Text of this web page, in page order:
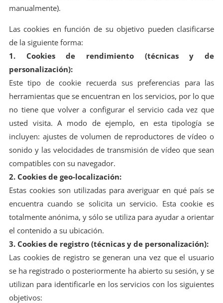
manualmente).
Las cookies en función de su objetivo pueden clasificarse
de la siguiente forma:
1. Cookies de rendimiento (técnicas y de
personalización):
Este tipo de cookie recuerda sus preferencias para las
herramientas que se encuentran en los servicios, por lo que
no tiene que volver a configurar el servicio cada vez que
usted visita. A modo de ejemplo, en esta tipología se
incluyen: ajustes de volumen de reproductores de vídeo o
sonido y las velocidades de transmisión de vídeo que sean
compatibles con su navegador.
2. Cookies de geo-localización:
Estas cookies son utilizadas para averiguar en qué país se
encuentra cuando se solicita un servicio. Esta cookie es
totalmente anónima, y sólo se utiliza para ayudar a orientar
el contenido a su ubicación.
3. Cookies de registro (técnicas y de personalización):
Las cookies de registro se generan una vez que el usuario
se ha registrado o posteriormente ha abierto su sesión, y se
utilizan para identificarle en los servicios con los siguientes
objetivos: